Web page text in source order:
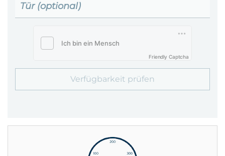
Tür (optional)
Friendly Captcha